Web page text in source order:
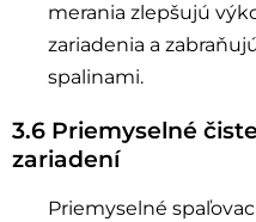
merania zlepšujú
zariadenia a
spalinami.
3.6 Priemyselné
zariadení
Priemyselné